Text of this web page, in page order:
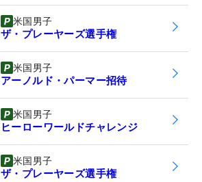
米国男子
ザ・プレーヤーズ選手権
米国男子
アーノルド・パーマー招待
米国男子
ヒーローワールドチャレンジ
米国男子
ザ・プレーヤーズ選手権